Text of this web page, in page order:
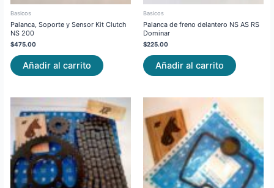
Basicos
Palanca, Soporte y Sensor Kit Clutch
NS 200
$475.00
Añadir al carrito
Basicos
Palanca de freno delantero NS AS RS
Dominar
$225.00
Añadir al carrito